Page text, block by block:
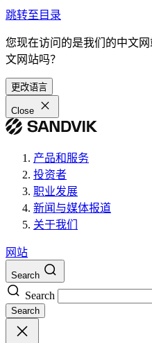
跳转至目录
您现在访问的是我们的中文
文网站吗？
更改语言
Close
产品和服务
投资者
职业发展
新闻与媒体报道
关于我们
网站
Search
Search
Search